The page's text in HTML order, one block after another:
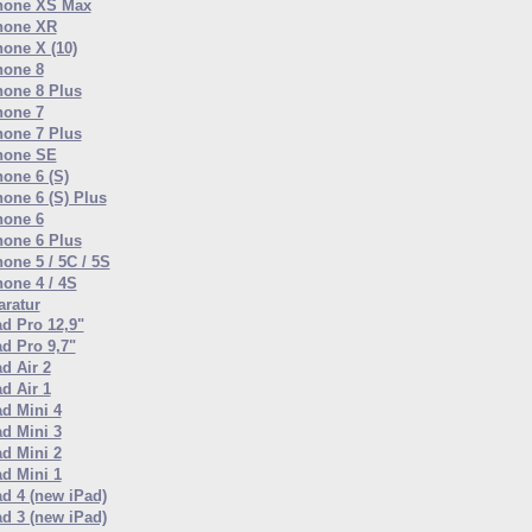
XS Max
XR
X (10)
8
8 Plus
7
7 Plus
SE
6 (S)
6 (S) Plus
6
6 Plus
5 / 5C / 5S
4 / 4S
Pro 12,9"
Pro 9,7"
Air 2
Air 1
Mini 4
Mini 3
Mini 2
Mini 1
4 (new iPad)
3 (new iPad)